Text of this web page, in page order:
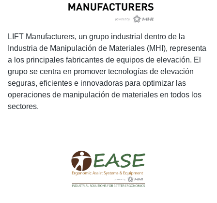
LIFT Manufacturers, un grupo industrial dentro de la
Industria de Manipulación de Materiales (MHI), representa
a los principales fabricantes de equipos de elevación. El
grupo se centra en promover tecnologías de elevación
seguras, eficientes e innovadoras para optimizar las
operaciones de manipulación de materiales en todos los
sectores.